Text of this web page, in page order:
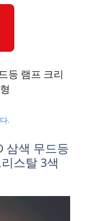
등 램프 크리
.
삼색 무드등
스탈 3색